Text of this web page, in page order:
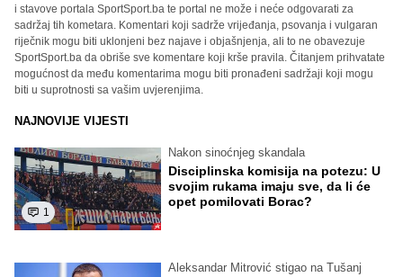
i stavove portala SportSport.ba te portal ne može i neće odgovarati za
sadržaj tih kometara. Komentari koji sadrže vrijeđanja, psovanja i vulgaran
riječnik mogu biti uklonjeni bez najave i objašnjenja, ali to ne obavezuje
SportSport.ba da obriše sve komentare koji krše pravila. Čitanjem prihvatate
mogućnost da među komentarima mogu biti pronađeni sadržaji koji mogu
biti u suprotnosti sa vašim uvjerenjima.
NAJNOVIJE VIJESTI
1
Nakon sinoćnjeg skandala
Disciplinska komisija na potezu: U
svojim rukama imaju sve, da li će
opet pomilovati Borac?
Aleksandar Mitrović stigao na Tušanj